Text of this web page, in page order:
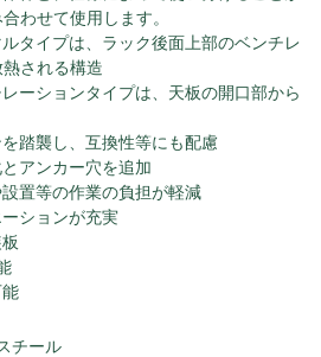
わせて使用します。
タイプは、ラック後面上部のベンチレ
される構造
ーションタイプは、天板の開口部から
踏襲し、互換性等にも配慮
アンカー穴を追加
置等の作業の負担が軽減
ションが充実
チール